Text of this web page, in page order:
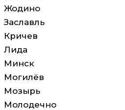
Жодино
Заславль
Кричев
Лида
Минск
Могилёв
Мозырь
Молодечно